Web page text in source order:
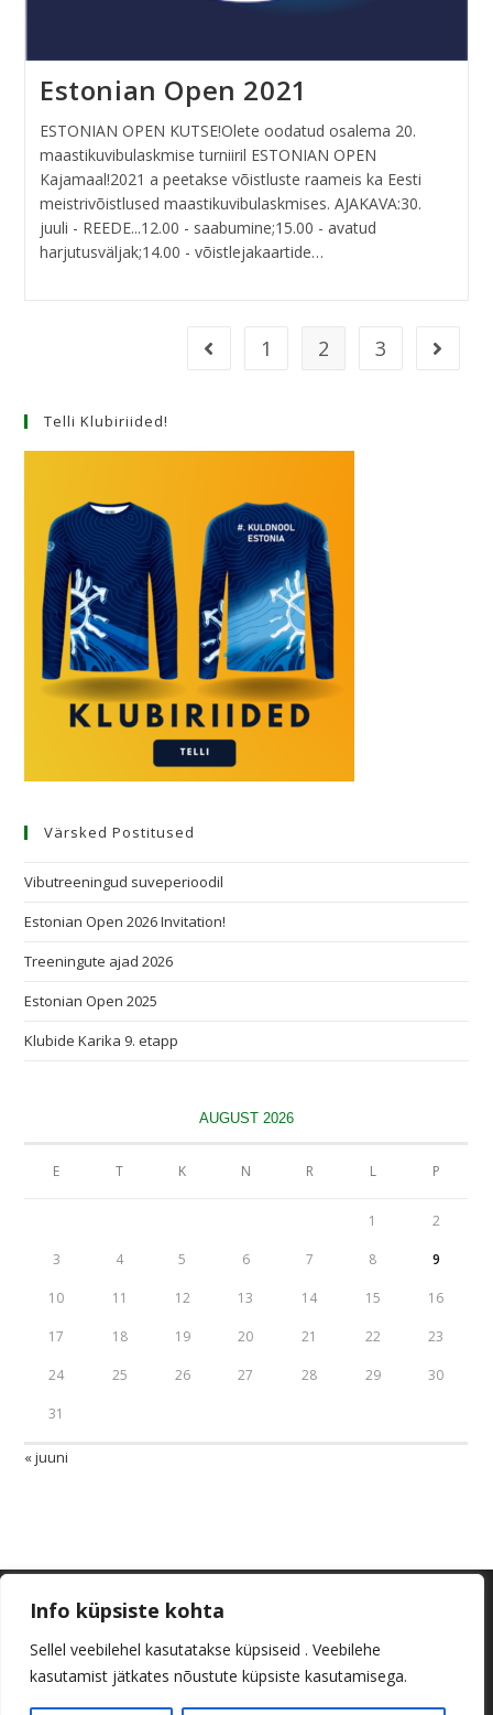
Info küpsiste kohta
Sellel veebilehel kasutatakse küpsiseid . Veebilehe
kasutamist jätkates nõustute küpsiste kasutamisega.
Estonian Open 2021
ESTONIAN OPEN KUTSE!Olete oodatud osalema 20.
maastikuvibulaskmise turniiril ESTONIAN OPEN
Kajamaal!2021 a peetakse võistluste raameis ka Eesti
meistrivõistlused maastikuvibulaskmises. AJAKAVA:30.
juuli - REEDE...12.00 - saabumine;15.00 - avatud
harjutusväljak;14.00 - võistlejakaartide…
1 2 3
Telli Klubiriided!
Värsked Postitused
Vibutreeningud suveperioodil
Estonian Open 2026 Invitation!
Treeningute ajad 2026
Estonian Open 2025
Klubide Karika 9. etapp
AUGUST 2026
E T K N R L P
1 2
3 4 5 6 7 8 9
10 11 12 13 14 15 16
17 18 19 20 21 22 23
24 25 26 27 28 29 30
31
« juuni